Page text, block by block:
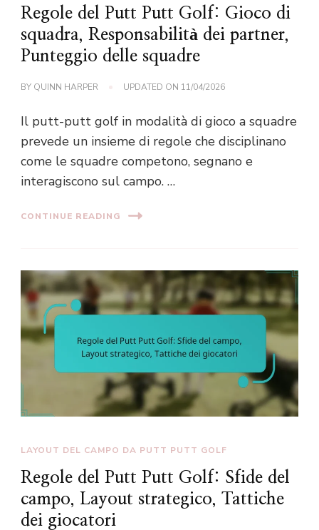
Regole del Putt Putt Golf: Gioco di
squadra, Responsabilità dei partner,
Punteggio delle squadre
BY QUINN HARPER UPDATED ON 11/04/2026
Il putt-putt golf in modalità di gioco a squadre
prevede un insieme di regole che disciplinano
come le squadre competono, segnano e
interagiscono sul campo. …
CONTINUE READING
LAYOUT DEL CAMPO DA PUTT PUTT GOLF
Regole del Putt Putt Golf: Sfide del
campo, Layout strategico, Tattiche
dei giocatori